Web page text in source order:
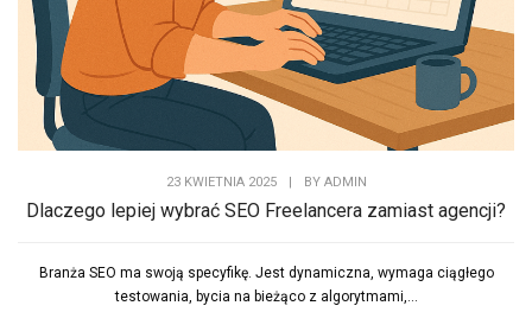
23 KWIETNIA 2025 | BY ADMIN
Dlaczego lepiej wybrać SEO Freelancera zamiast agencji?
Branża SEO ma swoją specyfikę. Jest dynamiczna, wymaga ciągłego
testowania, bycia na bieżąco z algorytmami,...